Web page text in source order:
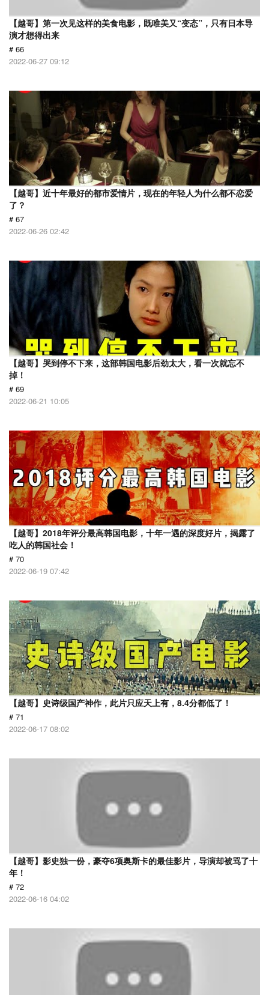
【越哥】第一次见这样的美食电影，既唯美又“变态”，只有日本导
演才想得出来
# 66
2022-06-27 09:12
【越哥】近十年最好的都市爱情片，现在的年轻人为什么都不恋爱
了？
# 67
2022-06-26 02:42
【越哥】哭到停不下来，这部韩国电影后劲太大，看一次就忘不
掉！
# 69
2022-06-21 10:05
【越哥】2018年评分最高韩国电影，十年一遇的深度好片，揭露了
吃人的韩国社会！
# 70
2022-06-19 07:42
【越哥】史诗级国产神作，此片只应天上有，8.4分都低了！
# 71
2022-06-17 08:02
【越哥】影史独一份，豪夺6项奥斯卡的最佳影片，导演却被骂了十
年！
# 72
2022-06-16 04:02